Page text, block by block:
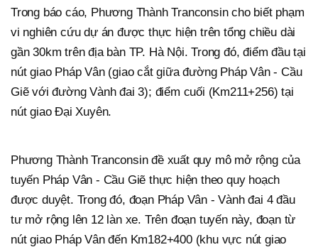
Trong báo cáo, Phương Thành Tranconsin cho biết phạm
vi nghiên cứu dự án được thực hiện trên tổng chiều dài
gần 30km trên địa bàn TP. Hà Nội. Trong đó, điểm đầu tại
nút giao Pháp Vân (giao cắt giữa đường Pháp Vân - Cầu
Giẽ với đường Vành đai 3); điểm cuối (Km211+256) tại
nút giao Đại Xuyên.
Phương Thành Tranconsin đề xuất quy mô mở rộng của
tuyến Pháp Vân - Cầu Giẽ thực hiện theo quy hoạch
được duyệt. Trong đó, đoạn Pháp Vân - Vành đai 4 đầu
tư mở rộng lên 12 làn xe. Trên đoạn tuyến này, đoạn từ
nút giao Pháp Vân đến Km182+400 (khu vực nút giao